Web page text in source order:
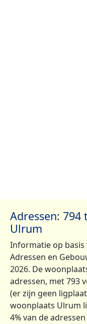
Adressen:
Ulrum
Informatie op basis
Adressen en
2026. De
adressen, met 793
(er zijn geen
woonplaats Ulrum
4% van de